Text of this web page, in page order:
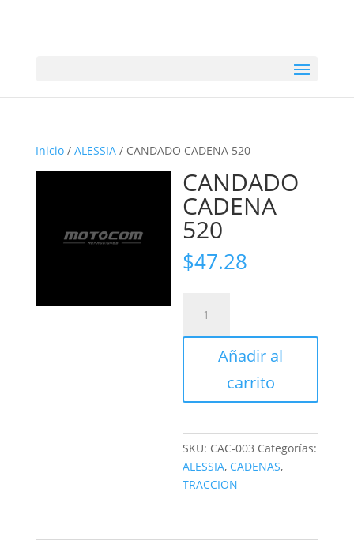
Inicio/ ALESSIA/ CANDADO CADENA 520
CANDADO
CADENA
520
$47.28
CADENA
520
cantidadAñadir al
carrito
SKU: CAC-003 Categorías:
ALESSIA, CADENAS,
TRACCION